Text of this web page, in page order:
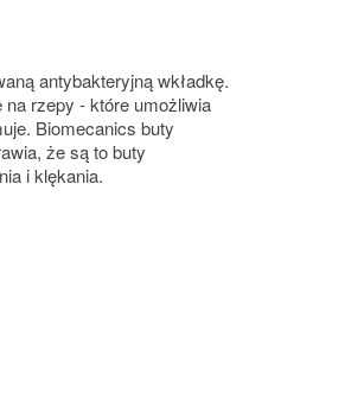
antybakteryjną wkładkę.
rzepy - które umożliwia
Biomecanics buty
że są to buty
i klękania.